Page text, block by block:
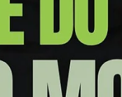
alto do Monte Serrat